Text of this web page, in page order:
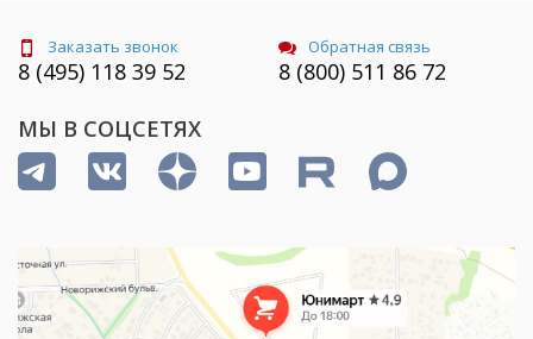
Заказать звонок
8 (495) 118 39 52
Обратная связь
8 (800) 511 86 72
МЫ В СОЦСЕТЯХ